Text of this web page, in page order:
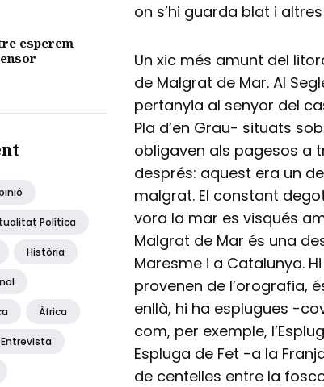
esperem
Política
Història
Àfrica
on s’hi guarda blat i
Un xic més amunt del
de Malgrat de Mar. Al
pertanyia al senyor del
Pla d’en Grau- situats
obligaven als pagesos a
després: aquest era un
malgrat. El constant
vora la mar es visqués
Malgrat de Mar és una
Maresme i a Catalunya.
provenen de l’orografia,
enllà, hi ha esplugues -
com, per exemple,
Espluga de Fet -a la
de centelles entre la